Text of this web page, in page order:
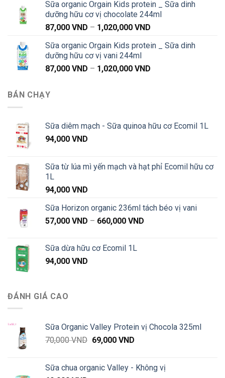
từ
91,000 VND
Sữa organic Orgain Kids protein _ Sữa dinh
dưỡng hữu cơ vị chocolate 244ml
87,000 VND – 1,020,000 VND
từ
Sữa organic Orgain Kids protein _ Sữa dinh
dưỡng hữu cơ vị vani 244ml
87,000 VND – 1,020,000 VND
1,020,000 VND
BÁN CHẠY
Sữa diêm mạch - Sữa quinoa hữu cơ Ecomil 1L
94,000 VND
Sữa từ lúa mì yến mạch và hạt phỉ Ecomil hữu cơ
1L
94,000 VND
Sữa Horizon organic 236ml tách béo vị vani
57,000 VND – 660,000 VND
Sữa dừa hữu cơ Ecomil 1L
94,000 VND
ĐÁNH GIÁ CAO
Sữa Organic Valley Protein vị Chocola 325ml
70,000VND Giá
70,000 VND.
69,000 VNDGiá
là:
Sữa chua organic Valley - Không vị